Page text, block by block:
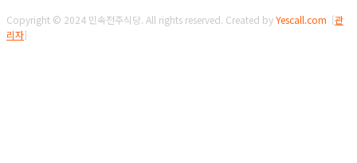
Copyright © 2024 민속전주식당. All rights reserved. Created byYescall.com [관
리자]